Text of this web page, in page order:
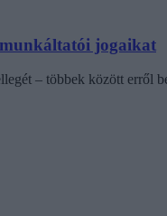
jogaikat
– többek között erről